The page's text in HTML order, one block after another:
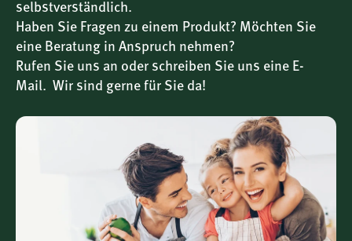
–– davon gesättigte
Fettsäuren
0,05 g
Kohlenhydrate
–– davon Zucker 80 g
0,01 g
* Referenzmengen gemäß EU 1169/2011
selbstverständlich.
Haben Sie Fragen zu einem Produkt? Möchten Sie
eine Beratung in Anspruch nehmen?
Rufen Sie uns an oder schreiben Sie uns eine E-
Mail. Wir sind gerne für Sie da!